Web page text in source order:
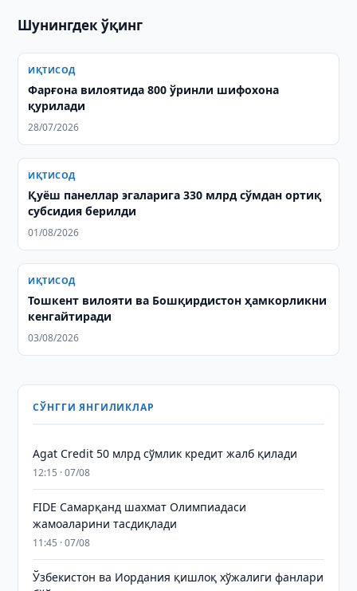
Шунингдек ўқинг
ИҚТИСОД
Фарғона вилоятида 800 ўринли шифохона
қурилади
28/07/2026
ИҚТИСОД
Қуёш панеллар эгаларига 330 млрд сўмдан ортиқ
субсидия берилди
01/08/2026
ИҚТИСОД
Тошкент вилояти ва Бошқирдистон ҳамкорликни
кенгайтиради
03/08/2026
СЎНГГИ ЯНГИЛИКЛАР
Agat Credit 50 млрд сўмлик кредит жалб қилади
12:15 · 07/08
FIDE Самарқанд шахмат Олимпиадаси
жамоаларини тасдиқлади
11:45 · 07/08
Ўзбекистон ва Иордания қишлоқ хўжалиги фанлари